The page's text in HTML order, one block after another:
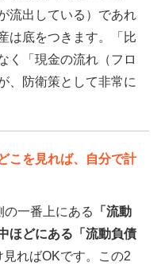
流出している）であれ
は底をつきます。「比
く「現金の流れ（フロ
、防衛策として非常に
こを見れば、自分で計
一番上にある
「流動
ほどにある「流動負債
ればOKです。この2